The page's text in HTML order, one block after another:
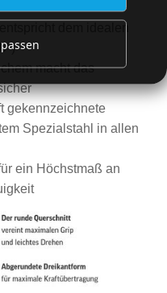
dem idealen
macht das
gekennzeichnete
Spezialstahl in allen
ein Höchstmaß an